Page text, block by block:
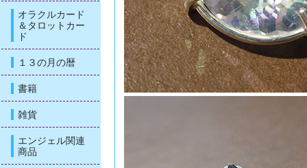
オラクルカード
＆タロットカー
ド
１３の月の暦
書籍
雑貨
エンジェル関連
商品